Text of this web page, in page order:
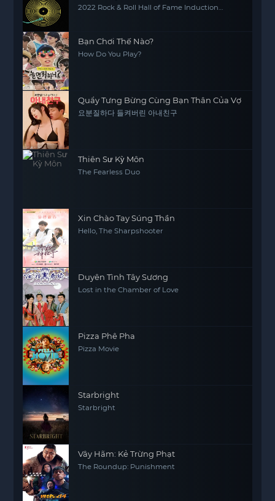
2022 Rock & Roll Hall of Fame Induction
Bạn Chơi Thế Nào?
How Do You Play?
Quẩy Tưng Bừng Cùng Bạn Thân Của Vợ
요분질하다 들켜버린 아내친구
Thiên Sư Kỳ Môn
The Fearless Duo
Xin Chào Tay Súng Thần
Hello, The Sharpshooter
Duyên Tình Tây Sương
Lost in the Chamber of Love
Pizza Phê Pha
Pizza Movie
Starbright
Starbright
Vây Hãm: Kẻ Trừng Phạt
The Roundup: Punishment